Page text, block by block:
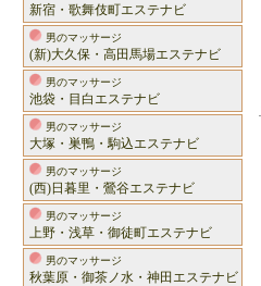
新宿・歌舞伎町エステナビ
男のマッサージ
(新)大久保・高田馬場エステナビ
男のマッサージ
池袋・目白エステナビ
男のマッサージ
大塚・巣鴨・駒込エステナビ
男のマッサージ
(西)日暮里・鶯谷エステナビ
男のマッサージ
上野・浅草・御徒町エステナビ
男のマッサージ
秋葉原・御茶ノ水・神田エステナビ